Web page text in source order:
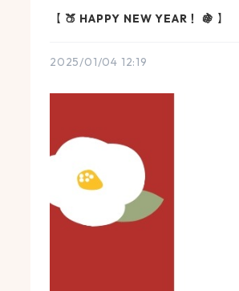
【 🍑 HAPPY NEW YEAR！ 🍇 】
2025/01/04 12:19